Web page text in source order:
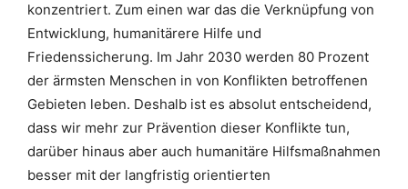
konzentriert. Zum einen war das die Verknüpfung von
Entwicklung, humanitärere Hilfe und
Friedenssicherung. Im Jahr 2030 werden 80 Prozent
der ärmsten Menschen in von Konflikten betroffenen
Gebieten leben. Deshalb ist es absolut entscheidend,
dass wir mehr zur Prävention dieser Konflikte tun,
darüber hinaus aber auch humanitäre Hilfsmaßnahmen
besser mit der langfristig orientierten